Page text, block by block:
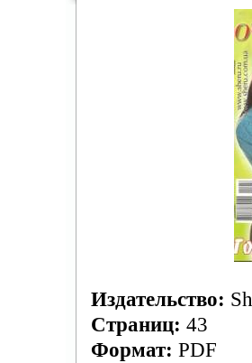
Издательство:
Страниц: 43
Формат: PDF